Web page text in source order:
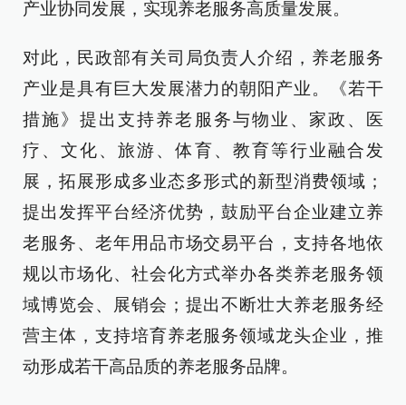
产业协同发展，实现养老服务高质量发展。
对此，民政部有关司局负责人介绍，养老服务
产业是具有巨大发展潜力的朝阳产业。《若干
措施》提出支持养老服务与物业、家政、医
疗、文化、旅游、体育、教育等行业融合发
展，拓展形成多业态多形式的新型消费领域；
提出发挥平台经济优势，鼓励平台企业建立养
老服务、老年用品市场交易平台，支持各地依
规以市场化、社会化方式举办各类养老服务领
域博览会、展销会；提出不断壮大养老服务经
营主体，支持培育养老服务领域龙头企业，推
动形成若干高品质的养老服务品牌。